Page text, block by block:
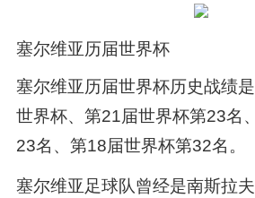
塞尔维亚历届世界杯
塞尔维亚历届世界杯历史战绩
世界杯、第21届世界杯第23名
23名、第18届世界杯第32名。
塞尔维亚足球队曾经是南斯拉